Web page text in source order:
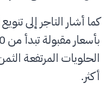
كما أشار التاجر إلى
أكثر.